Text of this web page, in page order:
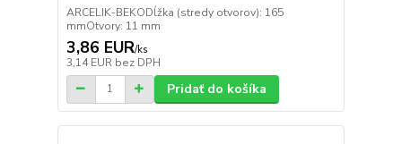
ARCELIK-BEKODĺžka (stredy otvorov): 165
mmOtvory: 11 mm
3,86 EUR/ks
3,14 EUR bez DPH
Pridať do košíka